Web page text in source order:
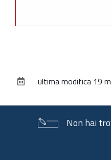
documentoultima modifica 19
Non hai